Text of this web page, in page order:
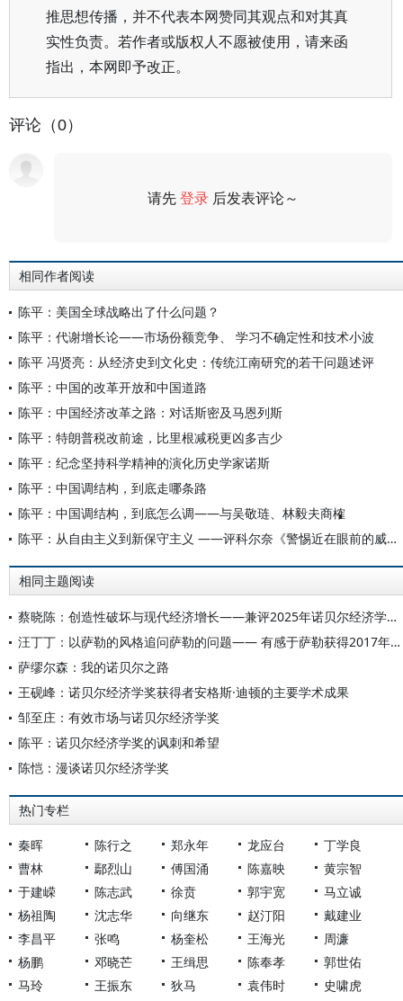
推思想传播，并不代表本网赞同其观点和对其真
实性负责。若作者或版权人不愿被使用，请来函
指出，本网即予改正。
评论（0）
请先登录 后发表评论～
相同作者阅读
陈平：美国全球战略出了什么问题？
陈平：代谢增长论——市场份额竞争、 学习不确定性和技术小波
陈平 冯贤亮：从经济史到文化史：传统江南研究的若干问题述评
陈平：中国的改革开放和中国道路
陈平：中国经济改革之路：对话斯密及马恩列斯
陈平：特朗普税改前途，比里根减税更凶多吉少
陈平：纪念坚持科学精神的演化历史学家诺斯
陈平：中国调结构，到底走哪条路
陈平：中国调结构，到底怎么调——与吴敬琏、林毅夫商榷
陈平：从自由主义到新保守主义 ——评科尔奈《警惕近在眼前的威胁》
相同主题阅读
蔡晓陈：创造性破坏与现代经济增长——兼评2025年诺贝尔经济学奖对中国的启示
汪丁丁：以萨勒的风格追问萨勒的问题—— 有感于萨勒获得2017年诺贝尔经济学奖
萨缪尔森：我的诺贝尔之路
王砚峰：诺贝尔经济学奖获得者安格斯·迪顿的主要学术成果
邹至庄：有效市场与诺贝尔经济学奖
陈平：诺贝尔经济学奖的讽刺和希望
陈恺：漫谈诺贝尔经济学奖
热门专栏
秦晖 陈行之 郑永年 龙应台
丁学良
曹林
鄢烈山 傅国涌 陈嘉映
黄宗智
于建嵘
陈志武 徐贲 郭宇宽
马立诚
杨祖陶
沈志华 向继东 赵汀阳
戴建业
李昌平
张鸣 杨奎松 王海光
周濂
杨鹏
邓晓芒 王缉思 陈奉孝
郭世佑
马玲
王振东 狄马 袁伟时
史啸虎